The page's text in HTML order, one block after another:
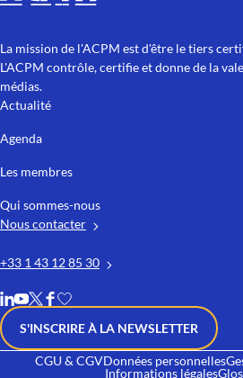
La mission de l'ACPM est d'être le tiers
L'ACPM contrôle, certifie et donne de la
médias.
Actualité
Agenda
Les membres
Qui sommes-nous
Nous contacter
+33 1 43 12 85 30
S'INSCRIRE À LA NEWSLETTER
CGU & CGVDonnées personnelles
Informations légales